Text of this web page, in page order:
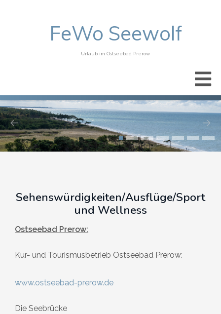
FeWo Seewolf
Urlaub im Ostseebad Prerow
Sehenswürdigkeiten/Ausflüge/Sport
und Wellness
Ostseebad Prerow:
Kur- und Tourismusbetrieb Ostseebad Prerow:
www.ostseebad-prerow.de
Die Seebrücke